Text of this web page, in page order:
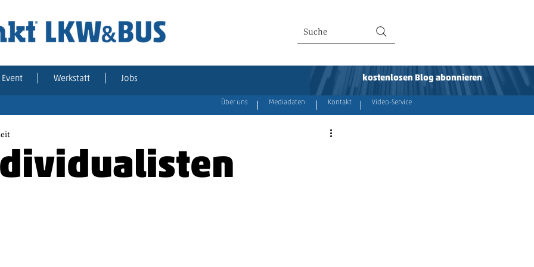
Suche
Event Werkstatt Jobs kostenlosen Blog abonnieren
Über uns Mediadaten Kontakt Video-Service